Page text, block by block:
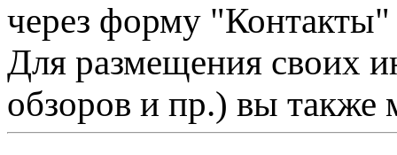
через форму "Контакты"
Для размещения своих
обзоров и пр.) вы также